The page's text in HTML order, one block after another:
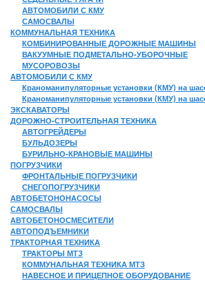
АВТОМОБИЛИ С КМУ
САМОСВАЛЫ
КОММУНАЛЬНАЯ ТЕХНИКА
КОМБИНИРОВАННЫЕ ДОРОЖНЫЕ МАШИНЫ
ВАКУУМНЫЕ ПОДМЕТАЛЬНО-УБОРОЧНЫЕ
МУСОРОВОЗЫ
АВТОМОБИЛИ С КМУ
Краноманипуляторные установки (КМУ) на
Краноманипуляторные установки (КМУ) на
ЭКСКАВАТОРЫ
ДОРОЖНО-СТРОИТЕЛЬНАЯ ТЕХНИКА
АВТОГРЕЙДЕРЫ
БУЛЬДОЗЕРЫ
БУРИЛЬНО-КРАНОВЫЕ МАШИНЫ
ПОГРУЗЧИКИ
ФРОНТАЛЬНЫЕ ПОГРУЗЧИКИ
СНЕГОПОГРУЗЧИКИ
АВТОБЕТОНОНАСОСЫ
САМОСВАЛЫ
АВТОБЕТОНОСМЕСИТЕЛИ
АВТОПОДЪЕМНИКИ
ТРАКТОРНАЯ ТЕХНИКА
ТРАКТОРЫ МТЗ
КОММУНАЛЬНАЯ ТЕХНИКА МТЗ
НАВЕСНОЕ И ПРИЦЕПНОЕ ОБОРУДОВАНИЕ